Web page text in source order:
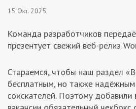
Новости сервиса
Исполнителям
Заказчикам
Полезное
15 Окт. 2025
Команда разработчиков
презентует свежий веб-релиз
Стараемся, чтобы наш раздел
бесплатным, но также
соискателей. Поэтому